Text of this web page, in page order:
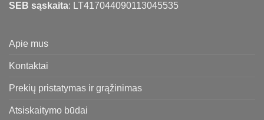
SEB sąskaita: LT417044090113045535
Apie mus
Kontaktai
Prekių pristatymas ir grąžinimas
Atsiskaitymo būdai